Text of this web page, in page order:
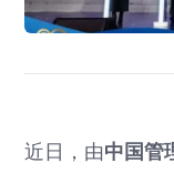
近日，由中国管